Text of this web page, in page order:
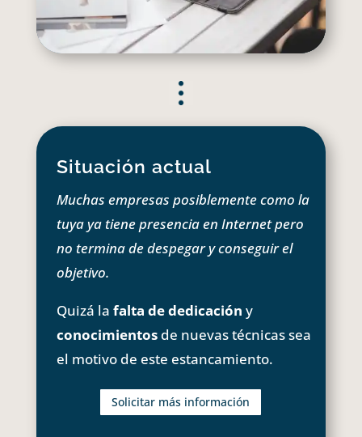
Situación actual
Muchas empresas posiblemente como la
tuya ya tiene presencia en Internet pero
no termina de despegar y conseguir el
objetivo.
Quizá la falta de dedicación y
conocimientosde nuevas técnicas sea
el motivo de este estancamiento.
Solicitar más información